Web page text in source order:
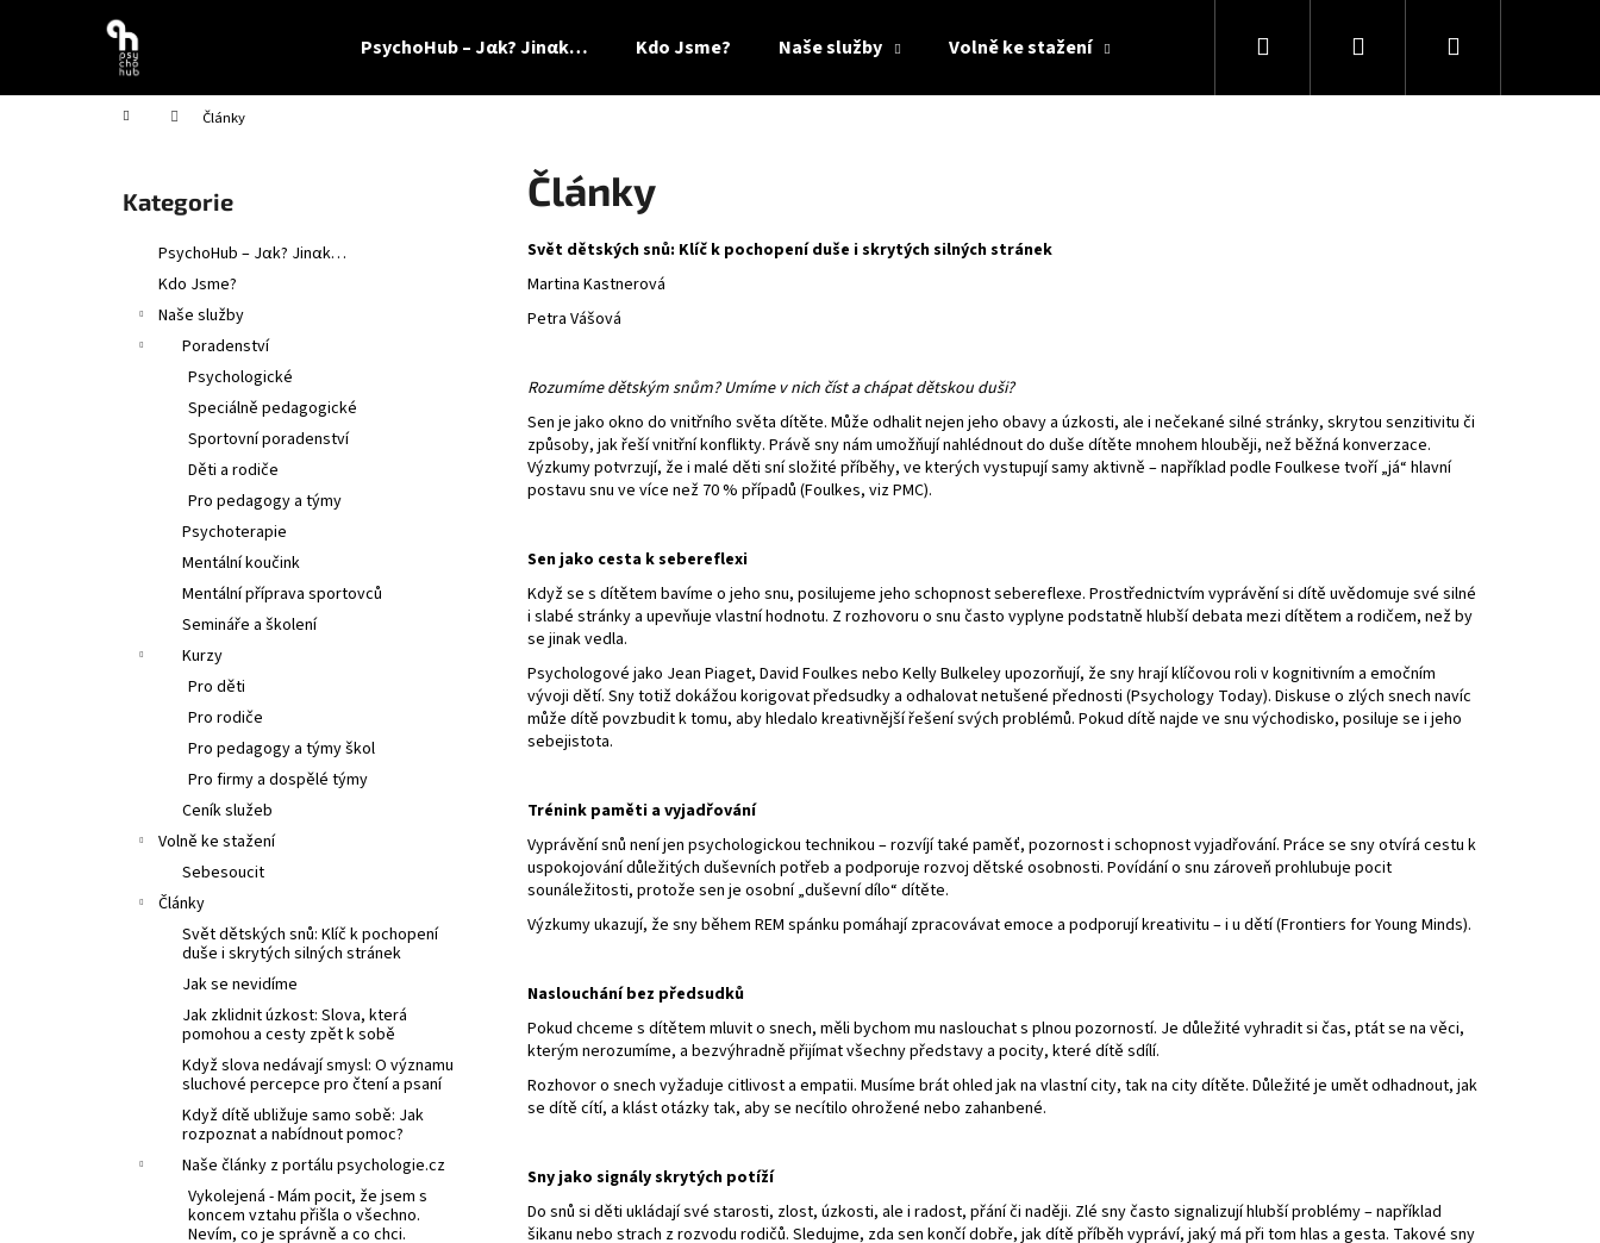
PsychoHub – Jαk? Jinαk… Kdo Jsme? Naše služby Volně ke stažení Kontakty Inspirace
Hledat PřihlášeníNákupní
Domů Články
Přeskočit
kategorie
Kategorie
PsychoHub – Jαk? Jinαk…
Kdo Jsme?
Naše služby
Poradenství
Psychologické
Speciálně pedagogické
Sportovní poradenství
Děti a rodiče
Pro pedagogy a týmy
Psychoterapie
Mentální koučink
Mentální příprava sportovců
Semináře a školení
Kurzy
Pro děti
Pro rodiče
Pro pedagogy a týmy škol
Pro firmy a dospělé týmy
Ceník služeb
Volně ke stažení
Sebesoucit
Články
Svět dětských snů: Klíč k pochopení
duše i skrytých silných stránek
Jak se nevidíme
Jak zklidnit úzkost: Slova, která
pomohou a cesty zpět k sobě
Když slova nedávají smysl: O významu
sluchové percepce pro čtení a psaní
Když dítě ubližuje samo sobě: Jak
rozpoznat a nabídnout pomoc?
Naše články z portálu psychologie.cz
Vykolejená - Mám pocit, že jsem s
koncem vztahu přišla o všechno.
Nevím, co je správně a co chci.
Články
Svět dětských snů: Klíč k pochopení duše i skrytých silných stránek
Martina Kastnerová
Petra Vášová
Rozumíme dětským snům? Umíme v nich číst a chápat dětskou duši?
Sen je jako okno do vnitřního světa dítěte. Může odhalit nejen jeho obavy a úzkosti, ale i nečekané silné stránky, skrytou senzitivitu či
způsoby, jak řeší vnitřní konflikty. Právě sny nám umožňují nahlédnout do duše dítěte mnohem hlouběji, než běžná konverzace.
Výzkumy potvrzují, že i malé děti sní složité příběhy, ve kterých vystupují samy aktivně – například podle Foulkese tvoří „já“ hlavní
postavu snu ve více než 70 % případů (Foulkes, viz PMC).
Sen jako cesta k sebereflexi
Když se s dítětem bavíme o jeho snu, posilujeme jeho schopnost sebereflexe. Prostřednictvím vyprávění si dítě uvědomuje své silné
i slabé stránky a upevňuje vlastní hodnotu. Z rozhovoru o snu často vyplyne podstatně hlubší debata mezi dítětem a rodičem, než by
se jinak vedla.
Psychologové jako Jean Piaget, David Foulkes nebo Kelly Bulkeley upozorňují, že sny hrají klíčovou roli v kognitivním a emočním
vývoji dětí. Sny totiž dokážou korigovat předsudky a odhalovat netušené přednosti (Psychology Today). Diskuse o zlých snech navíc
může dítě povzbudit k tomu, aby hledalo kreativnější řešení svých problémů. Pokud dítě najde ve snu východisko, posiluje se i jeho
sebejistota.
Trénink paměti a vyjadřování
Vyprávění snů není jen psychologickou technikou – rozvíjí také paměť, pozornost i schopnost vyjadřování. Práce se sny otvírá cestu k
uspokojování důležitých duševních potřeb a podporuje rozvoj dětské osobnosti. Povídání o snu zároveň prohlubuje pocit
sounáležitosti, protože sen je osobní „duševní dílo“ dítěte.
Výzkumy ukazují, že sny během REM spánku pomáhají zpracovávat emoce a podporují kreativitu – i u dětí (Frontiers for Young Minds).
Naslouchání bez předsudků
Pokud chceme s dítětem mluvit o snech, měli bychom mu naslouchat s plnou pozorností. Je důležité vyhradit si čas, ptát se na věci,
kterým nerozumíme, a bezvýhradně přijímat všechny představy a pocity, které dítě sdílí.
Rozhovor o snech vyžaduje citlivost a empatii. Musíme brát ohled jak na vlastní city, tak na city dítěte. Důležité je umět odhadnout, jak
se dítě cítí, a klást otázky tak, aby se necítilo ohrožené nebo zahanbené.
Sny jako signály skrytých potíží
Do snů si děti ukládají své starosti, zlost, úzkosti, ale i radost, přání či naději. Zlé sny často signalizují hlubší problémy – například
šikanu nebo strach z rozvodu rodičů. Sledujme, zda sen končí dobře, jak dítě příběh vypráví, jaký má při tom hlas a gesta. Takové sny
í
Zpět
do
Zpět
do